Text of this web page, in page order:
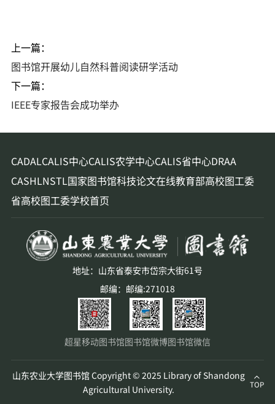
上一篇：
图书馆开展幼儿自然科普阅读研学活动
下一篇：
IEEE专家报告会成功举办
CADALCALIS中心CALIS农学中心CALIS省中心DRAA
CASHLNSTL国家图书馆科技论文在线教育部高校图工委
省高校图工委学校首页
地址：山东省泰安市岱宗大街61号
邮编：邮编:271018
超星移动图书馆图书馆微博图书馆微信
山东农业大学图书馆 Copyright © 2025 Library of Shandong
Agricultural University.
TOP